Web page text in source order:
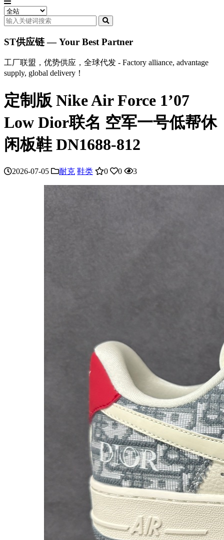
ST供应链 — Your Best Partner
工厂联盟，优势供应，全球代发 - Factory alliance, advantage
supply, global delivery！
定制版 Nike Air Force 1’07
Low Dior联名 空军一号低帮休
闲板鞋 DN1688-812
2026-07-05 耐克 鞋类 0 0 3